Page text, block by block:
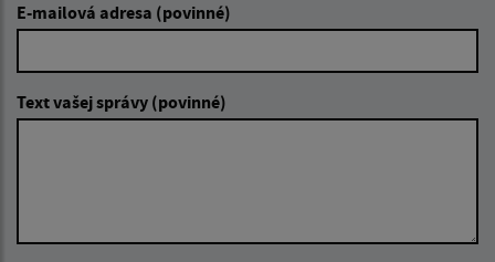
E-mailová adresa (povinné)
Text vašej správy (povinné)